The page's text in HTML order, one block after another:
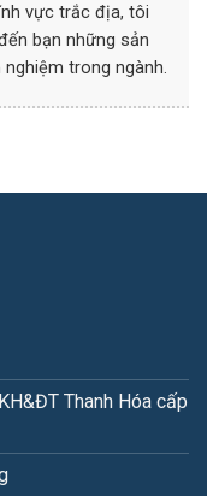
vực trắc địa, tôi
bạn những sản
trong ngành.
Thanh Hóa cấp